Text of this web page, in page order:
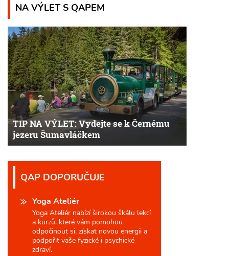
NA VÝLET S QAPEM
TIP NA VÝLET: Vydejte se k Černému
jezeru Šumavláčkem
QAP DOPORUČUJE
Yoga Ateliér
Yoga Ateliér nabízí širokou škálu lekcí
a kurzů, které vám pomohou
odpočinout si, získat novou energii a
podpořit vaše fyzické i psychické
zdraví.